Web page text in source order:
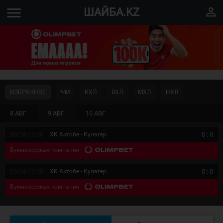
menu ШАЙБА.KZ perm_identity
8 АВГ. 9 АВГ. 10 АВГ.
ИЗБРАННОЕ ЧМ КХЛ ВХЛ МХЛ НХЛ
ХК Актобе - Кулагер 0 : 0
Букмекерская компания
ХК Актобе - Кулагер 0 : 0
Букмекерская компания